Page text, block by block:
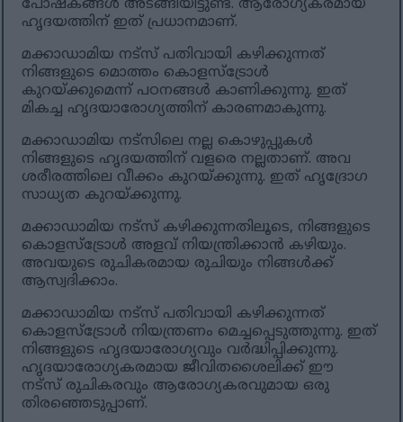
പോഷകങ്ങൾ അടങ്ങിയിട്ടുണ്ട്. ആരോഗ്യകരമായ
ഹൃദയത്തിന് ഇത് പ്രധാനമാണ്.
മക്കാഡാമിയ നട്സ് പതിവായി കഴിക്കുന്നത്
നിങ്ങളുടെ മൊത്തം കൊളസ്ട്രോൾ
കുറയ്ക്കുമെന്ന് പഠനങ്ങൾ കാണിക്കുന്നു. ഇത്
മികച്ച ഹൃദയാരോഗ്യത്തിന് കാരണമാകുന്നു.
മക്കാഡാമിയ നട്‌സിലെ നല്ല കൊഴുപ്പുകൾ
നിങ്ങളുടെ ഹൃദയത്തിന് വളരെ നല്ലതാണ്. അവ
ശരീരത്തിലെ വീക്കം കുറയ്ക്കുന്നു. ഇത് ഹൃദ്രോഗ
സാധ്യത കുറയ്ക്കുന്നു.
മക്കാഡാമിയ നട്സ് കഴിക്കുന്നതിലൂടെ, നിങ്ങളുടെ
കൊളസ്ട്രോൾ അളവ് നിയന്ത്രിക്കാൻ കഴിയും.
അവയുടെ രുചികരമായ രുചിയും നിങ്ങൾക്ക്
ആസ്വദിക്കാം.
മക്കാഡാമിയ നട്‌സ് പതിവായി കഴിക്കുന്നത്
കൊളസ്ട്രോൾ നിയന്ത്രണം മെച്ചപ്പെടുത്തുന്നു. ഇത്
നിങ്ങളുടെ ഹൃദയാരോഗ്യവും വർദ്ധിപ്പിക്കുന്നു.
ഹൃദയാരോഗ്യകരമായ ജീവിതശൈലിക്ക് ഈ
നട്‌സ് രുചികരവും ആരോഗ്യകരവുമായ ഒരു
തിരഞ്ഞെടുപ്പാണ്.